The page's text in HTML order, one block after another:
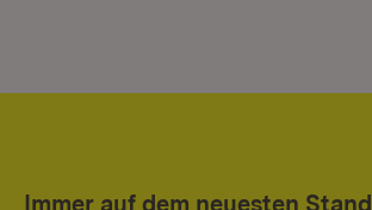
Immer auf dem neuesten Stand